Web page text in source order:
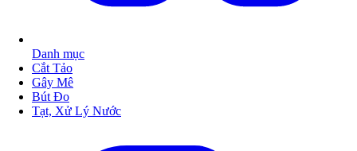
Danh mục
Cắt Tảo
Gây Mê
Bút Đo
Tạt, Xử Lý Nước